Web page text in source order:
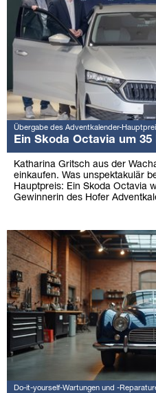
Übergabe des Adventkalender-
Ein Skoda Octavia um 35
Katharina Gritsch aus der
einkaufen. Was unspektakulär
Hauptpreis: Ein Skoda Octavia
Gewinnerin des Hofer
Do-it-yourself-Wartungen und -